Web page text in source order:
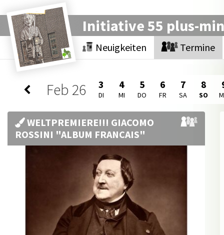
Initiative 55 plus-
Neuigkeiten Termine
Feb 26 3
DI
4
MI
5
DO
6
FR
7
SA
8
SO
WELTPREMIERE!!! GIACOMO
ROSSINI "ALBUM FRANCAIS"